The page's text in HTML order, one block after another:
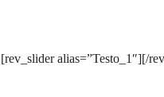
[rev_slider alias=”Testo_1″][/